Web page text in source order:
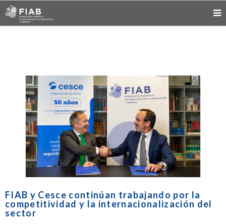
FIAB y Cesce continúan trabajando por la
competitividad y la internacionalización del
sector